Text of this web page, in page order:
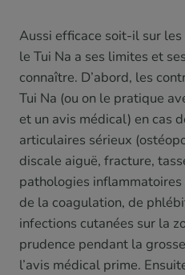
Aussi efficace soit-il sur les
le Tui Na a ses limites et
connaître. D’abord, les
Tui Na (ou on le pratique
et un avis médical) en cas
articulaires sérieux
discale aiguë, fracture,
pathologies
de la coagulation, de
infections cutanées sur la
prudence pendant la
l’avis médical prime.